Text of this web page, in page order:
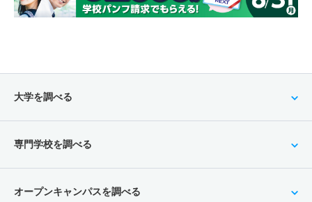
大学を調べる
専門学校を調べる
オープンキャンパスを調べる